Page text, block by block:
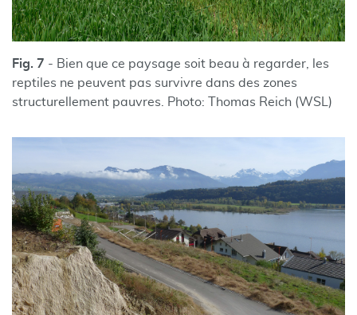
Fig. 7 - Bien que ce paysage soit beau à regarder, les
reptiles ne peuvent pas survivre dans des zones
structurellement pauvres. Photo: Thomas Reich (WSL)